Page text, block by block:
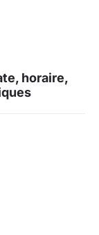
horaire,